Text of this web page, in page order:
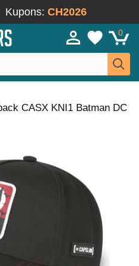
Kupons: CH2026
0
CASX KNI1 Batman DC